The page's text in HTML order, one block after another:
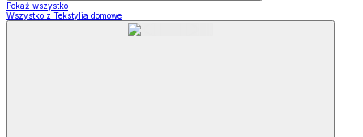
Pokaż wszystko
Wszystko z Tekstylia domowe